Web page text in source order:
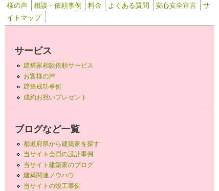
様の声
相談・依頼事例 料金 よくある質問 安心安全宣言
サ
イトマップ
サービス
建築家相談依頼サービス
お客様の声
建築成功事例
成約お祝いプレゼント
ブログなど一覧
都道府県から建築家を探す
当サイト会員の設計事例
当サイト建築家のブログ
建築関連ノウハウ
当サイトの竣工事例